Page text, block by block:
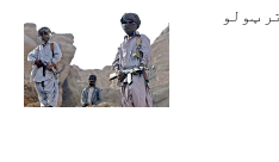
ټولو